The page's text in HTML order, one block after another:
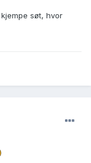
søt, hvor